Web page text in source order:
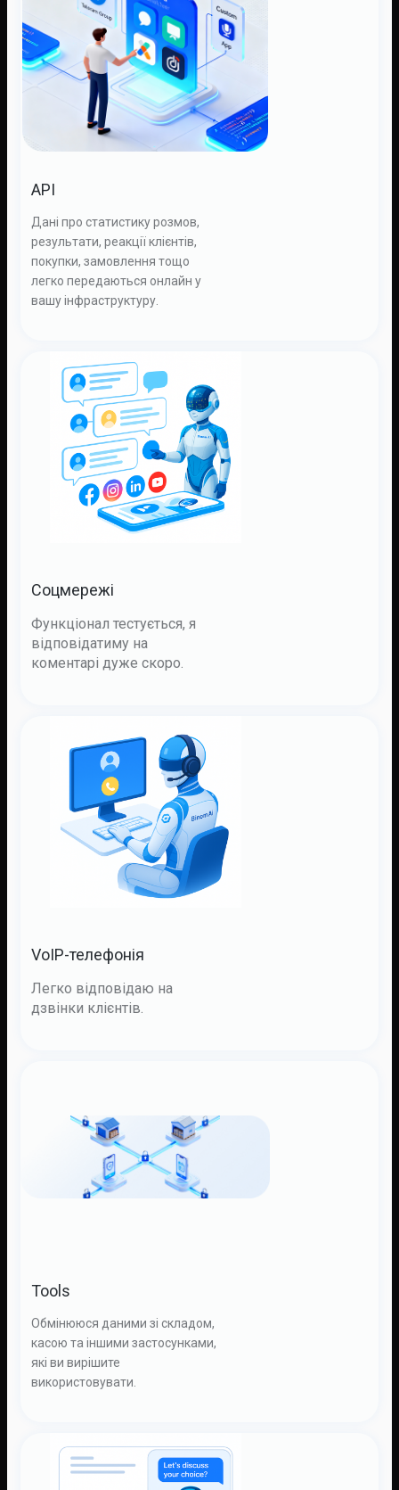
API
Дані про статистику розмов,
результати, реакції клієнтів,
покупки, замовлення тощо
легко передаються онлайн у
вашу інфраструктуру.
Соцмережі
Функціонал тестується, я
відповідатиму на
коментарі дуже скоро.
VoIP-телефонія
Легко відповідаю на
дзвінки клієнтів.
Tools
Обмінююся даними зі складом,
касою та іншими застосунками,
які ви вирішите
використовувати.